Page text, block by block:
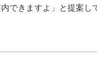
できますよ」と提案